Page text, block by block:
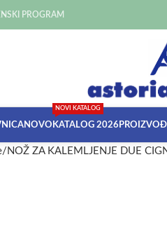
PROGRAM
NOVO KATALOG 2026
NOVI KATALOG
NOŽ ZA KALEMLJENJE DUE